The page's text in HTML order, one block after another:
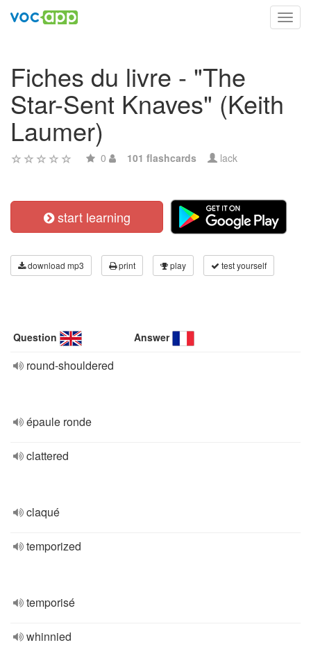
Fiches du livre - "The
Star-Sent Knaves" (Keith
Laumer)
0 101 flashcards lack
start learning
download mp3 print play test yourself
Question Answer
round-shouldered
épaule ronde
clattered
claqué
temporized
temporisé
whinnied